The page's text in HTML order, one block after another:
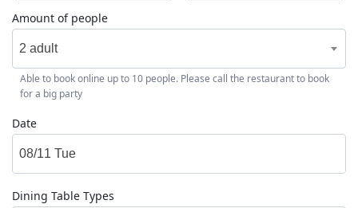
Amount of people
2 adult
Able to book online up to 10 people. Please call the restaurant to book
for a big party
Date
Dining Table Types